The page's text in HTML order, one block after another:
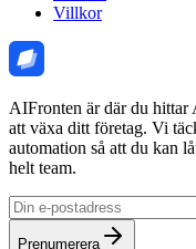
Villkor
AIFronten är där du
att växa ditt företag. Vi
automation så att du kan
helt team.
Prenumerera